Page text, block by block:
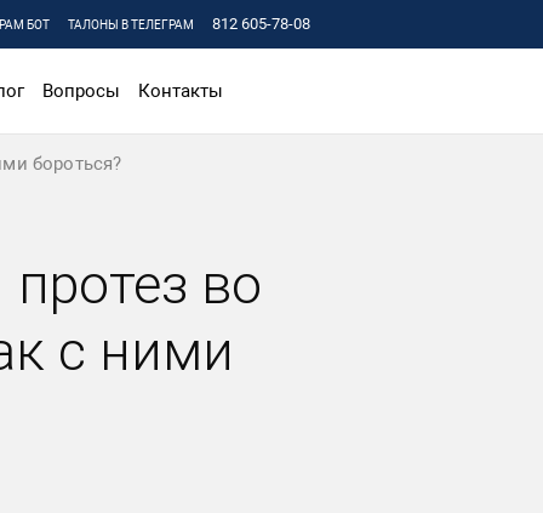
БОТ ТАЛОНЫ В ТЕЛЕГРАМ 812 605-78-08
Вопросы Контакты
бороться?
во
с ними